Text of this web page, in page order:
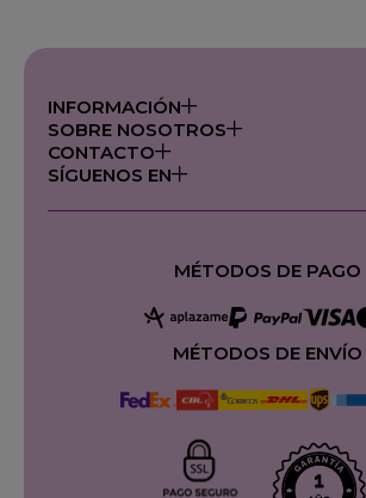
INFORMACIÓN
SOBRE NOSOTROS
CONTACTO
SÍGUENOS EN
MÉTODOS DE PAGO
MÉTODOS DE ENVÍO